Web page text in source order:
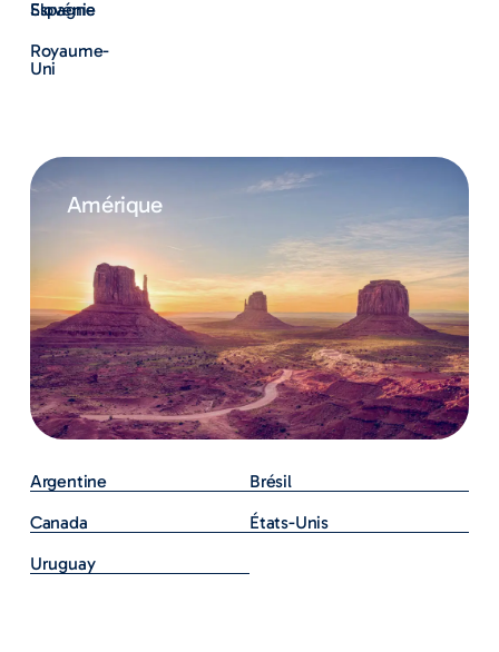
Slovénie
Espagne
Royaume-
Uni
Amérique
Argentine
Brésil
Canada
États-Unis
Uruguay